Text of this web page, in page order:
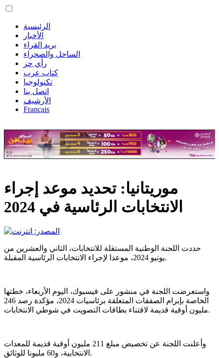
الرئيسية
الأخبار
بريد القراء
الساحل والصحراء
رأي حر
كتاب عرب
تكنولوجيا
اتصل بنا
الأرشيف
Français
موريتانيا: تحديد موعد إجراء
الانتخابات الرئاسية في 2024
حددت اللجنة الوطنية المستقلة للانتخابات، الثاني والعشرين من
يونيو 2024، موعدا لإجراء الانتخابات الرئاسية المقبلة.
واستعرضت اللجنة في منشور على فيسبوك، اليوم الأربعاء، خطتها
الخاصة بإبرام الصفقات المتعلقة برئاسيات 2024، مؤكدة رصد 246
مليون أوقية قديمة لاقتناء بطاقات التصويت في شوطي الانتخابات.
وأعلنت اللجنة عن تخصيص مبلغ 211 مليون أوقية قديمة للمعدات
الانتخابية، و60 مليونا للوثائق.